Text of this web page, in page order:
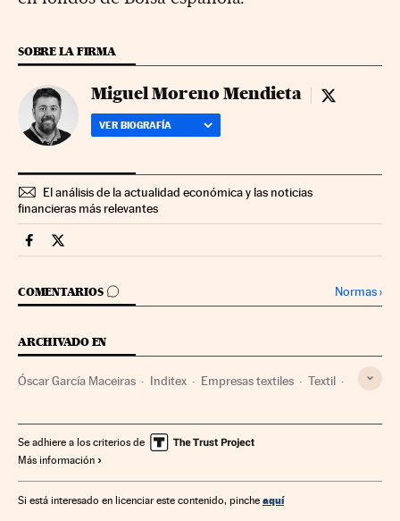
SOBRE LA FIRMA
Miguel Moreno Mendieta Miguel
VER BIOGRAFÍA
El análisis de la actualidad económica y las noticias
financieras más relevantes
Mercados Financieros Cinco Días en Facebook
Mercados Financieros Cinco Días en Twitter
COMENTARIOS
IR A LOS COMENTARIOS Normas›
ARCHIVADO EN
Óscar García Maceiras Inditex Empresas textiles Textil
Se adhiere a los criterios de
Más información
Si está interesado en licenciar este contenido, pinche aquí